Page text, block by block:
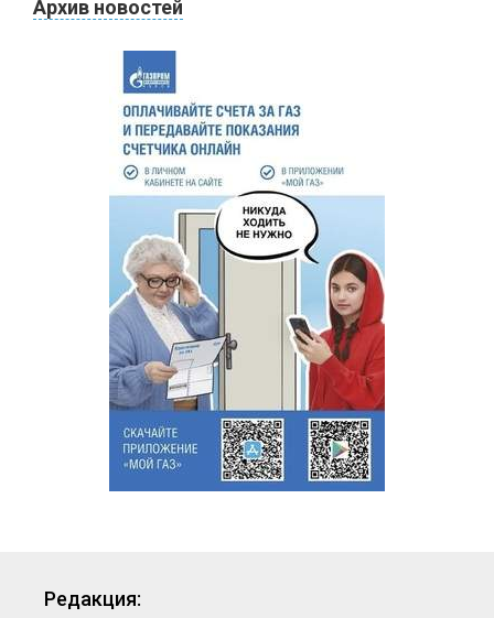
Архив новостей
Редакция: